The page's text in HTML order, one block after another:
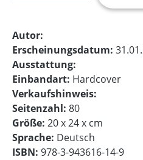
Autor:
Erscheinungsdatum:
Ausstattung:
Einbandart: Hardcover
Verkaufshinweis:
Seitenzahl: 80
Größe: 20 x 24 x cm
Sprache: Deutsch
ISBN: 978-3-943616-14-9